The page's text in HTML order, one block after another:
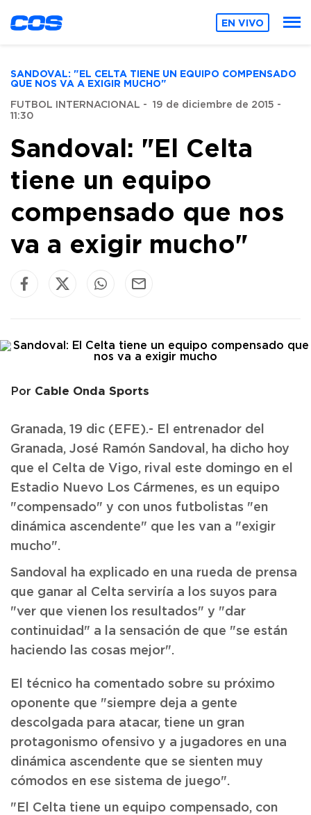
EN VIVO
SANDOVAL: "EL CELTA TIENE UN EQUIPO COMPENSADO
QUE NOS VA A EXIGIR MUCHO"
FUTBOL INTERNACIONAL - 19 de diciembre de 2015 -
11:30
Sandoval: "El Celta
tiene un equipo
compensado que nos
va a exigir mucho"
Por Cable Onda Sports
Granada, 19 dic (EFE).- El entrenador del
Granada, José Ramón Sandoval, ha dicho hoy
que el Celta de Vigo, rival este domingo en el
Estadio Nuevo Los Cármenes, es un equipo
"compensado" y con unos futbolistas "en
dinámica ascendente" que les van a "exigir
mucho".
Sandoval ha explicado en una rueda de prensa
que ganar al Celta serviría a los suyos para
"ver que vienen los resultados" y "dar
continuidad" a la sensación de que "se están
haciendo las cosas mejor".
El técnico ha comentado sobre su próximo
oponente que "siempre deja a gente
descolgada para atacar, tiene un gran
protagonismo ofensivo y a jugadores en una
dinámica ascendente que se sienten muy
cómodos en ese sistema de juego".
"El Celta tiene un equipo compensado, con